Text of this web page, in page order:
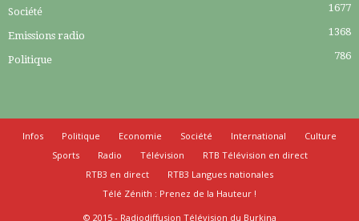
Société 1677
Emissions radio 1368
Politique 786
Infos Politique Economie Société International
Culture
Sports
Radio Télévision
RTB Télévision en direct
RTB3 en direct
RTB3 Langues nationales
Télé Zénith : Prenez de la Hauteur !
© 2015 - Radiodiffusion Télévision du Burkina